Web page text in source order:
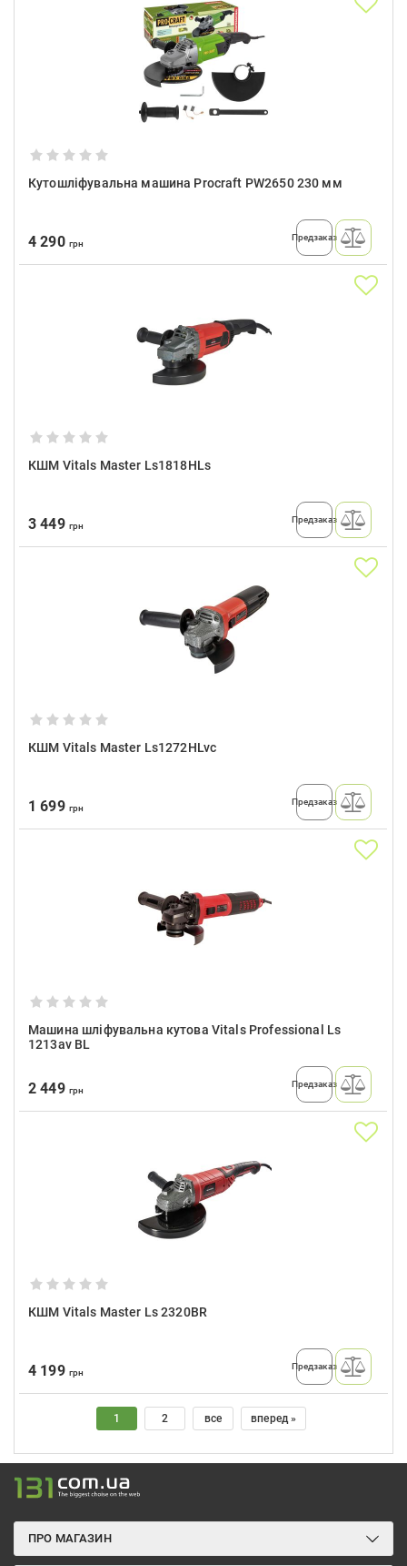
Кутошліфувальна машина Procraft PW2650 230 мм
4 290 грн
Предзаказ
КШМ Vitals Master Ls1818HLs
3 449 грн
Предзаказ
КШМ Vitals Master Ls1272HLvc
1 699 грн
Предзаказ
Машина шліфувальна кутова Vitals Professional Ls
1213av BL
2 449 грн
Предзаказ
КШМ Vitals Master Ls 2320BR
4 199 грн
Предзаказ
1 2 все вперед »
ПРО МАГАЗИН